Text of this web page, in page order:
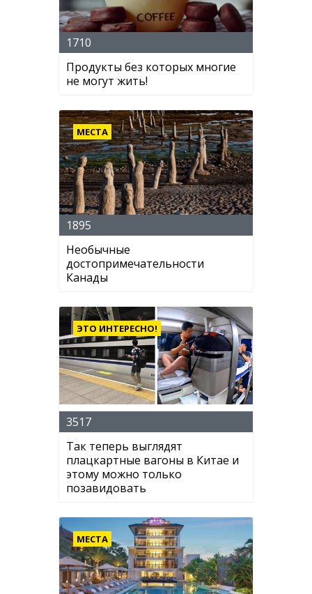
1710
Продукты без которых многие
не могут жить!
МЕСТА
1895
Необычные
достопримечательности
Канады
ЭТО ИНТЕРЕСНО!
3517
Так теперь выглядят
плацкартные вагоны в Китае и
этому можно только
позавидовать
МЕСТА